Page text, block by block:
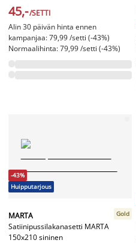
45,-/SETTI
Alin 30 päivän hinta ennen
kampanjaa: 79,99 /setti (-43%)
Normaalihinta: 79,99 /setti (-43%)
-43%
Huipputarjous
MARTA
Satiinipussilakanasetti MARTA
150x210 sininen
Gold